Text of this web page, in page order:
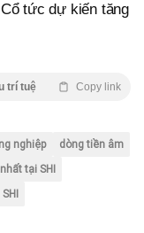
tức dự kiến tăng
trí tuệ Copy link
nghiệp
dòng tiền âm
tại SHI